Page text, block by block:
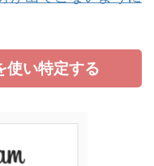
使い特定する